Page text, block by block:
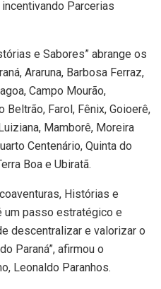
Parcerias
e Sabores” abrange os
Araruna, Barbosa Ferraz,
Campo Mourão,
Beltrão, Farol, Fênix, Goioerê,
Mamborê, Moreira
Centenário, Quinta do
Boa e Ubiratã.
Histórias e
um passo estratégico e
descentralizar e valorizar o
Paraná”, afirmou o
Leonaldo Paranhos.